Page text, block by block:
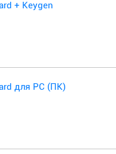
+ Keygen
для PC (ПК)